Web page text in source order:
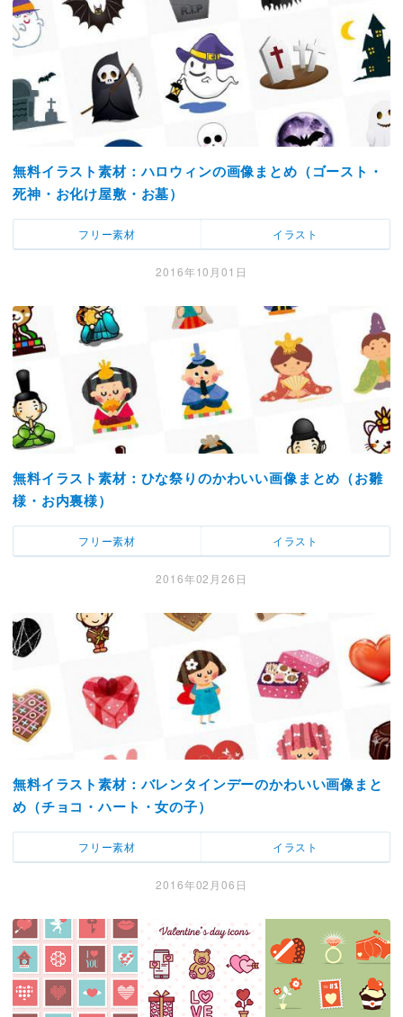
無料イラスト素材：ハロウィンの画像まとめ（ゴースト・
死神・お化け屋敷・お墓）
フリー素材 イラスト
2016年10月01日
無料イラスト素材：ひな祭りのかわいい画像まとめ（お雛
様・お内裏様）
フリー素材 イラスト
2016年02月26日
無料イラスト素材：バレンタインデーのかわいい画像まと
め（チョコ・ハート・女の子）
フリー素材 イラスト
2016年02月06日